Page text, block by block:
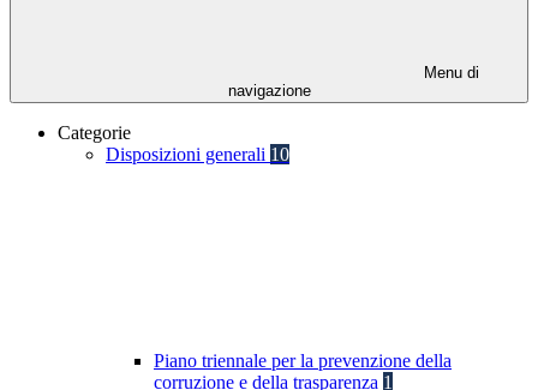
Menu di
navigazione
Categorie
Disposizioni generali 10
Piano triennale per la prevenzione della
corruzione e della trasparenza 1